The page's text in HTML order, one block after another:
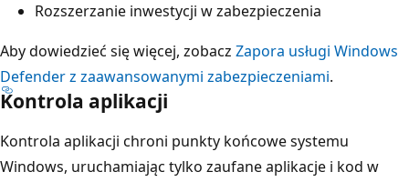
Rozszerzanie inwestycji w zabezpieczenia
Aby dowiedzieć się więcej, zobacz Zapora usługi Windows
Defender z zaawansowanymi zabezpieczeniami.
Kontrola aplikacji
Kontrola aplikacji chroni punkty końcowe systemu
Windows, uruchamiając tylko zaufane aplikacje i kod w